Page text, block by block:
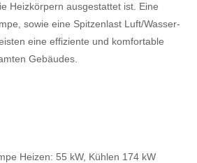
Heizkörpern ausgestattet ist. Eine
sowie eine Spitzenlast Luft/Wasser-
eine effiziente und komfortable
Gebäudes.
Heizen: 55 kW, Kühlen 174 kW